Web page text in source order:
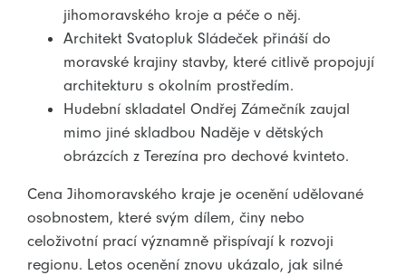
jihomoravského kroje a péče o něj.
Architekt Svatopluk Sládeček přináší do
moravské krajiny stavby, které citlivě propojují
architekturu s okolním prostředím.
Hudební skladatel Ondřej Zámečník zaujal
mimo jiné skladbou Naděje v dětských
obrázcích z Terezína pro dechové kvinteto.
Cena Jihomoravského kraje je ocenění udělované
osobnostem, které svým dílem, činy nebo
celoživotní prací významně přispívají k rozvoji
regionu. Letos ocenění znovu ukázalo, jak silné